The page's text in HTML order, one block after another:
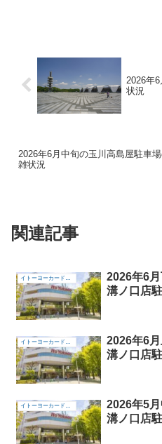
2026年
状況
2026年6月中旬の玉川高島屋駐車
雑状況
関連記事
2026年6
溝ノ口店
イトーヨーカードー溝ノ口店
2026年6
溝ノ口店
イトーヨーカードー溝ノ口店
2026年5
溝ノ口店